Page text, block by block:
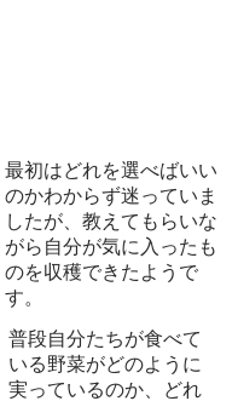
最初はどれを選べばいい
のかわからず迷っていま
したが、教えてもらいな
がら自分が気に入ったも
のを収穫できたようで
す。
普段自分たちが食べて
いる野菜がどのように
実っているのか、どれ